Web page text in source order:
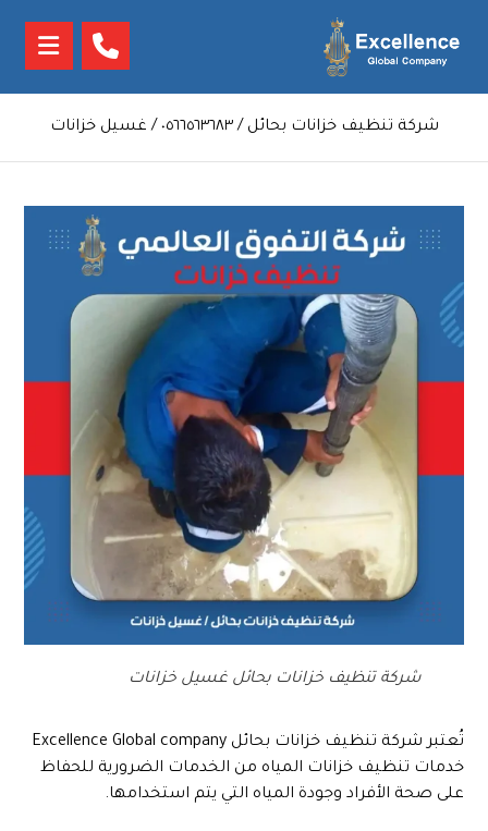
شركة تنظيف خزانات بحائل / ٠٥٦٦٥٦٣٦٨٣ / غسيل خزانات
شركة تنظيف خزانات بحائل غسيل خزانات
تُعتبر شركة تنظيف خزانات بحائل Excellence Global company
خدمات تنظيف خزانات المياه من الخدمات الضرورية للحفاظ
على صحة الأفراد وجودة المياه التي يتم استخدامها.